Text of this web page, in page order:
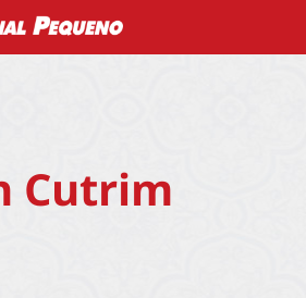
Cutrim